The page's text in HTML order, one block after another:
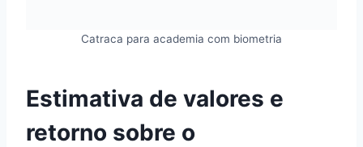
Catraca para academia com biometria
Estimativa de valores e
retorno sobre o